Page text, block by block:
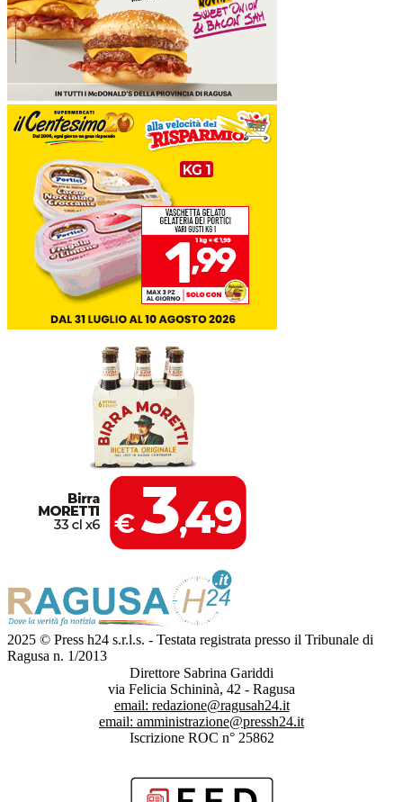
2025 © Press h24 s.r.l.s. - Testata registrata presso il Tribunale di
Ragusa n. 1/2013
Direttore Sabrina Gariddi
via Felicia Schininà, 42 - Ragusa
email: redazione@ragusah24.it
email: amministrazione@pressh24.it
Iscrizione ROC n° 25862